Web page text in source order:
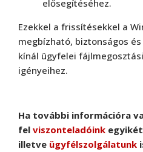
elősegítéséhez.
Ezekkel a frissítésekkel a
megbízható, biztonságos
kínál ügyfelei
igényeihez.
Ha további információra
fel viszonteladóink
illetve ügyfélszolgálatunk